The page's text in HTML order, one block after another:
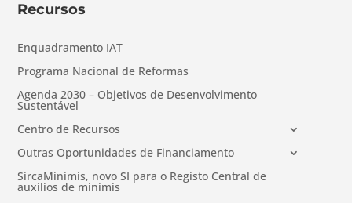
Recursos
Enquadramento IAT
Programa Nacional de Reformas
Agenda 2030 – Objetivos de Desenvolvimento
Sustentável
Centro de Recursos
Outras Oportunidades de Financiamento
SircaMinimis, novo SI para o Registo Central de
auxílios de minimis